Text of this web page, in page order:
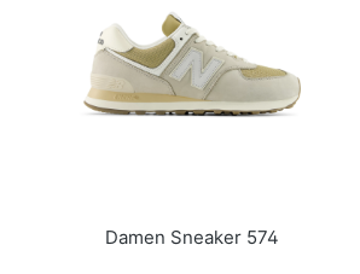
Damen Sneaker 574